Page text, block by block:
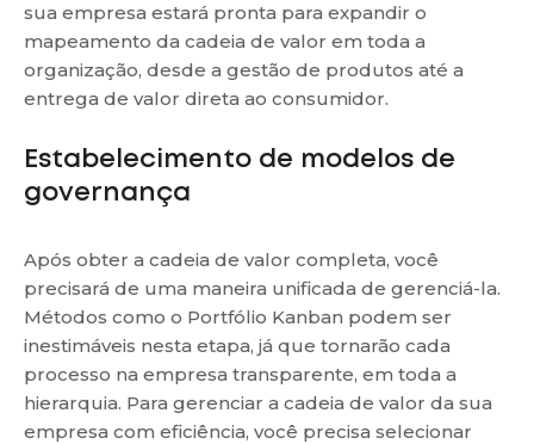
sua empresa estará pronta para expandir o
mapeamento da cadeia de valor em toda a
organização, desde a gestão de produtos até a
entrega de valor direta ao consumidor.
Estabelecimento de modelos de
governança
Após obter a cadeia de valor completa, você
precisará de uma maneira unificada de gerenciá-la.
Métodos como o Portfólio Kanban podem ser
inestimáveis nesta etapa, já que tornarão cada
processo na empresa transparente, em toda a
hierarquia. Para gerenciar a cadeia de valor da sua
empresa com eficiência, você precisa selecionar